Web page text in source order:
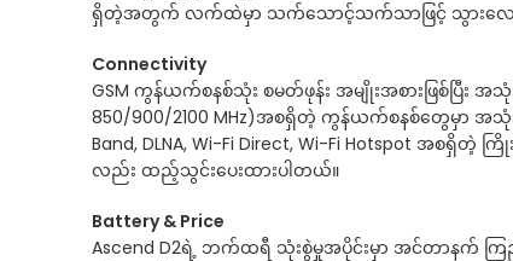
ရှိတဲ့အတွက် လက်ထဲမှာ သက်သောင့်သက်သာဖြင့် သွားလေ
Connectivity
GSM ကွန်ယက်စနစ်သုံး စမတ်ဖုန်း အမျိုးအစားဖြစ်ပြီး
850/900/2100 MHz)အစရှိတဲ့ ကွန်ယက်စနစ်တွေမှာ အသုံ
Band, DLNA, Wi-Fi Direct, Wi-Fi Hotspot အစရှိတဲ့
လည်း ထည့်သွင်းပေးထားပါတယ်။
Battery & Price
Ascend D2ရဲ့ ဘက်ထရီ သုံးစွဲမှုအပိုင်းမှာ အင်တာနက် ကြ